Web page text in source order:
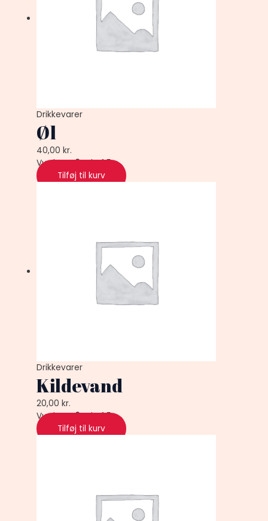
Drikkevarer
Øl
40,00kr.
Vurderet0ud af 5
Tilføj til kurv
Drikkevarer
Kildevand
20,00kr.
Vurderet0ud af 5
Tilføj til kurv